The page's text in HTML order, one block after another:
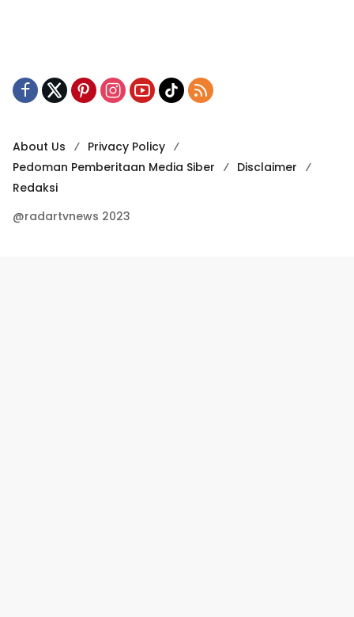
About Us
Privacy Policy
Pedoman Pemberitaan Media Siber
Disclaimer
Redaksi
@radartvnews 2023